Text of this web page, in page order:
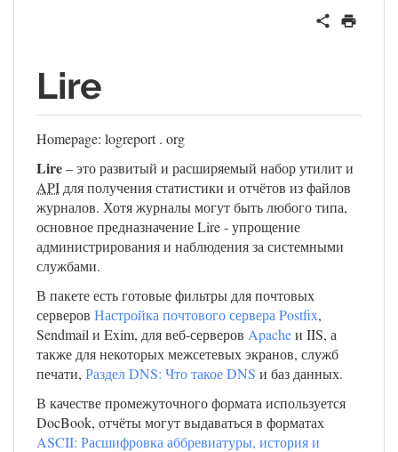
Lire
Homepage: logreport . org
Lire– это развитый и расширяемый набор утилит и
API для получения статистики и отчётов из файлов
журналов. Хотя журналы могут быть любого типа,
основное предназначение Lire - упрощение
администрирования и наблюдения за системными
службами.
В пакете есть готовые фильтры для почтовых
серверов Настройка почтового сервера Postfix,
Sendmail и Exim, для веб-серверов Apacheи IIS, а
также для некоторых межсетевых экранов, служб
печати, Раздел DNS: Что такое DNS и баз данных.
В качестве промежуточного формата используется
DocBook, отчёты могут выдаваться в форматах
ASCII: Расшифровка аббревиатуры, история и